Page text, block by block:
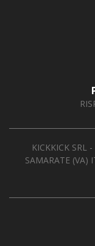
KICKKICK SRL
SAMARATE (VA)